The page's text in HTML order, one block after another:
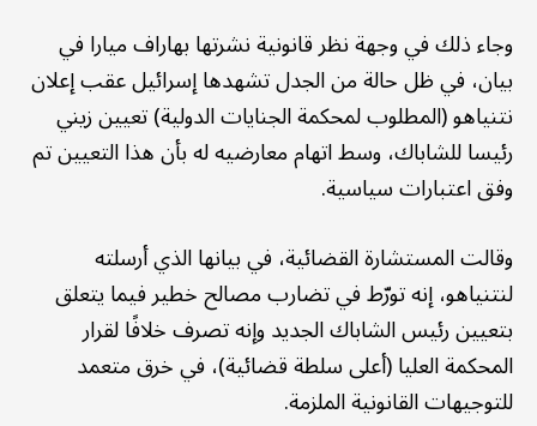
وجاء ذلك في وجهة نظر قانونية نشرتها بهاراف ميارا في
بيان، في ظل حالة من الجدل تشهدها إسرائيل عقب إعلان
نتنياهو (المطلوب لمحكمة الجنايات الدولية) تعيين زيني
رئيسا للشاباك، وسط اتهام معارضيه له بأن هذا التعيين تم
وفق اعتبارات سياسية.
وقالت المستشارة القضائية، في بيانها الذي أرسلته
لنتنياهو، إنه تورّط في تضارب مصالح خطير فيما يتعلق
بتعيين رئيس الشاباك الجديد وإنه تصرف خلافًا لقرار
المحكمة العليا (أعلى سلطة قضائية)، في خرق متعمد
للتوجيهات القانونية الملزمة.